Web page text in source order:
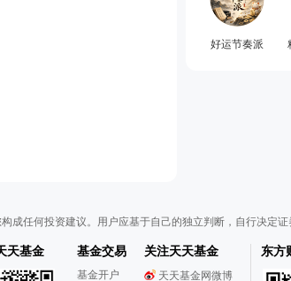
好运节奏派
任何投资建议。用户应基于自己的独立判断，自行决定证
天基金 基金交易
基金开户
关注天天基金
天天基金网微博
东方